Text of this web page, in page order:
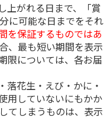
上がれる日まで、「賞
に可能な日までをそれ
を保証するものではあ
、最も短い期間を表示
限については、各お届
落花生・えび・かに・
用していないにもかか
てしまうものは、表示